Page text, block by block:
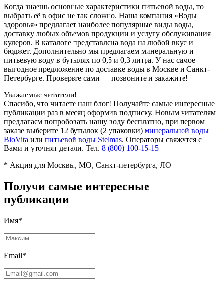
Когда знаешь основные характеристики питьевой воды, то
выбрать её в офис не так сложно. Наша компания «Воды
здоровья» предлагает наиболее популярные виды воды,
доставку любых объемов продукции и услугу обслуживания
кулеров. В каталоге представлена вода на любой вкус и
бюджет. Дополнительно мы предлагаем минеральную и
питьевую воду в бутылях по 0,5 и 0,3 литра. У нас самое
выгодное предложение по доставке воды в Москве и Санкт-
Петербурге. Проверьте сами — позвоните и закажите!
Уважаемые читатели!
Спасибо, что читаете наш блог! Получайте самые интересные
публикации раз в месяц оформив подписку. Новым читателям
предлагаем попробовать нашу воду бесплатно, при первом
заказе выберите 12 бутылок (2 упаковки) минеральной воды
BioVita или питьевой воды Stelmas. Операторы свяжутся с
Вами и уточнят детали. Тел. 8 (800) 100-15-15
* Акция для Москвы, МО, Санкт-петербурга, ЛО
Получи самые интересные
публикации
Имя*
Email*